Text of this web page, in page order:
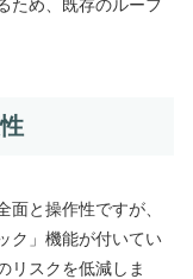
ため、既存のルーフ
と操作性ですが、
ク」機能が付いてい
リスクを低減しま